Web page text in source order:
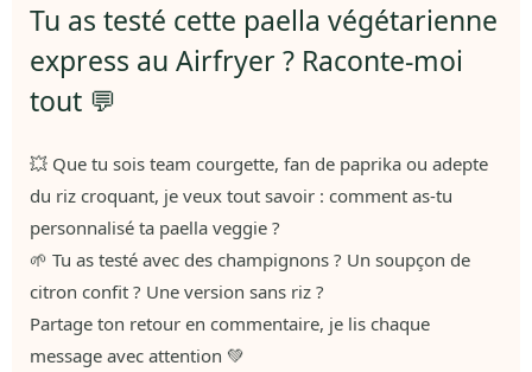
Tu as testé cette paella végétarienne
express au Airfryer ? Raconte-moi
tout 💬
💥 Que tu sois team courgette, fan de paprika ou adepte
du riz croquant, je veux tout savoir : comment as-tu
personnalisé ta paella veggie ?
🌱 Tu as testé avec des champignons ? Un soupçon de
citron confit ? Une version sans riz ?
Partage ton retour en commentaire, je lis chaque
message avec attention 💚